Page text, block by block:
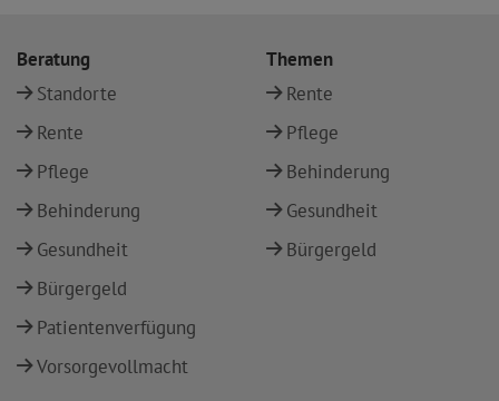
Beratung
Standorte
Rente
Pflege
Behinderung
Gesundheit
Bürgergeld
Patientenverfügung
Vorsorgevollmacht
Themen
Rente
Pflege
Behinderung
Gesundheit
Bürgergeld